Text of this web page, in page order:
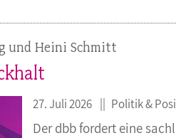
und Heini Schmitt
27. Juli 2026 Politik &
Der dbb fordert eine